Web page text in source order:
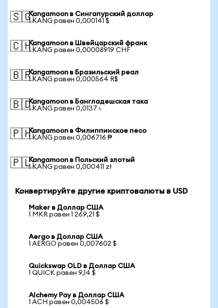
🇸🇬Kangamoon в Сингапурский доллар
1 KANG равен 0,000141 $
🇨🇭Kangamoon в Швейцарский франк
1 KANG равен 0,00008919 CHF
🇧🇷Kangamoon в Бразильский реал
1 KANG равен 0,000564 R$
🇧🇩Kangamoon в Бангладешская така
1 KANG равен 0,0137 ৳
🇵🇭Kangamoon в Филиппинское песо
1 KANG равен 0,006716 ₱
🇵🇱Kangamoon в Польский злотый
1 KANG равен 0,000411 zł
Конвертируйте другие криптовалюты в USD
Maker в Доллар США
1 MKR равен 1 269,21 $
Aergo в Доллар США
1 AERGO равен 0,007602 $
Quickswap OLD в Доллар США
1 QUICK равен 9,14 $
Alchemy Pay в Доллар США
1 ACH равен 0,004506 $